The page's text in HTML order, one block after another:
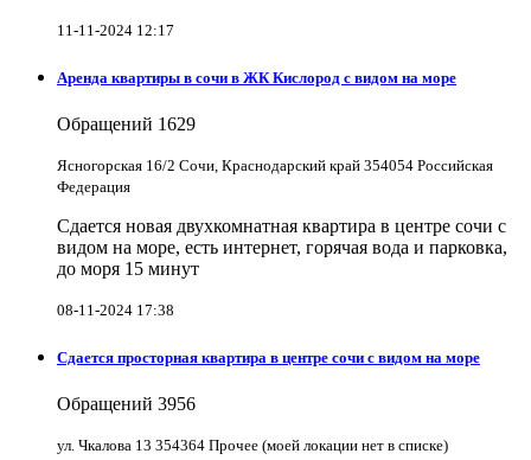
11-11-2024 12:17
Аренда квартиры в сочи в ЖК Кислород с видом на море
Обращений 1629
Ясногорская 16/2 Сочи, Краснодарский край 354054 Российская
Федерация
Сдается новая двухкомнатная квартира в центре сочи с
видом на море, есть интернет, горячая вода и парковка,
до моря 15 минут
08-11-2024 17:38
Сдается просторная квартира в центре сочи с видом на море
Обращений 3956
ул. Чкалова 13 354364 Прочее (моей локации нет в списке)